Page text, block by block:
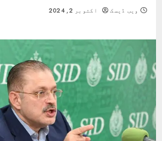
ویب ڈیسک اکتوبر 2, 2024